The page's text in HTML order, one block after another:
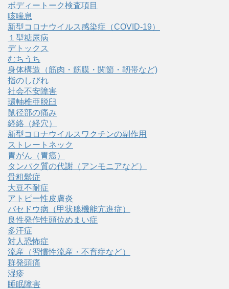
ボディートーク検査項目
咳喘息
新型コロナウイルス感染症（COVID‑19）
１型糖尿病
デトックス
むちうち
身体構造（筋肉・筋膜・関節・靭帯など)
指のしびれ
社会不安障害
環軸椎亜脱臼
鼠径部の痛み
経絡（経穴）
新型コロナウイルスワクチンの副作用
ストレートネック
胃がん（胃癌）
タンパク質の代謝（アンモニアなど）
骨粗鬆症
大豆不耐症
アトピー性皮膚炎
バセドウ病（甲状腺機能亢進症）
良性発作性頭位めまい症
多汗症
対人恐怖症
流産（習慣性流産・不育症など）
群発頭痛
湿疹
睡眠障害